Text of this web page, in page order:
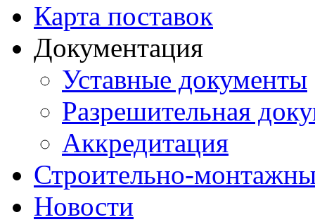
Карта поставок
Документация
Уставные документы
Разрешительная
Аккредитация
Строительно-
Новости